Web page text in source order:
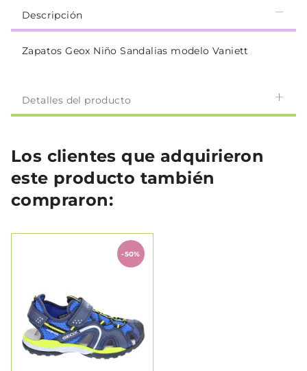
Descripción
Zapatos Geox Niño Sandalias modelo Vaniett
Detalles del producto
Los clientes que adquirieron
este producto también
compraron:
-50%